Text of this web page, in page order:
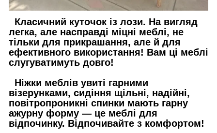
Класичний куточок із лози. На вигляд
легка, але насправді міцні меблі, не
тільки для прикрашання, але й для
ефективного використання! Вам ці меблі
слугуватимуть довго!
Ніжки меблів увиті гарними
візерунками, сидіння щільні, надійні,
повітропроникні спинки мають гарну
ажурну форму — це меблі для
відпочинку. Відпочивайте з комфортом!